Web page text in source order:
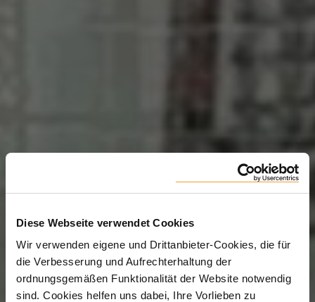
Diese Webseite verwendet Cookies
Wir verwenden eigene und Drittanbieter-Cookies, die für
die Verbesserung und Aufrechterhaltung der
ordnungsgemäßen Funktionalität der Website notwendig
sind. Cookies helfen uns dabei, Ihre Vorlieben zu